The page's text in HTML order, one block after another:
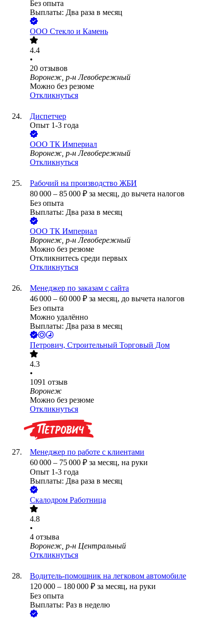
Без опыта
Выплаты: Два раза в месяц
ООО Стекло и Камень
4.4
•
20 отзывов
Воронеж, р-н Левобережный
Можно без резюме
Откликнуться
Диспетчер
Опыт 1-3 года
ООО ТК Империал
Воронеж, р-н Левобережный
Откликнуться
Рабочий на производство ЖБИ
80 000 – 85 000 ₽ за месяц, до вычета налогов
Без опыта
Выплаты: Два раза в месяц
ООО ТК Империал
Воронеж, р-н Левобережный
Можно без резюме
Откликнитесь среди первых
Откликнуться
Менеджер по заказам с сайта
46 000 – 60 000 ₽ за месяц, до вычета налогов
Без опыта
Можно удалённо
Выплаты: Два раза в месяц
Петрович, Строительный Торговый Дом
4.3
•
1091 отзыв
Воронеж
Можно без резюме
Откликнуться
Менеджер по работе с клиентами
60 000 – 75 000 ₽ за месяц, на руки
Опыт 1-3 года
Выплаты: Два раза в месяц
Скалодром Работница
4.8
•
4 отзыва
Воронеж, р-н Центральный
Откликнуться
Водитель-помощник на легковом автомобиле
120 000 – 180 000 ₽ за месяц, на руки
Без опыта
Выплаты: Раз в неделю